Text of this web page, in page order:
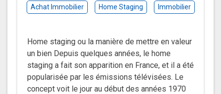
Achat Immobilier Home Staging Immobilier
Home staging ou la manière de mettre en valeur
un bien Depuis quelques années, le home
staging a fait son apparition en France, et il a été
popularisée par les émissions télévisées. Le
concept voit le jour au début des années 1970